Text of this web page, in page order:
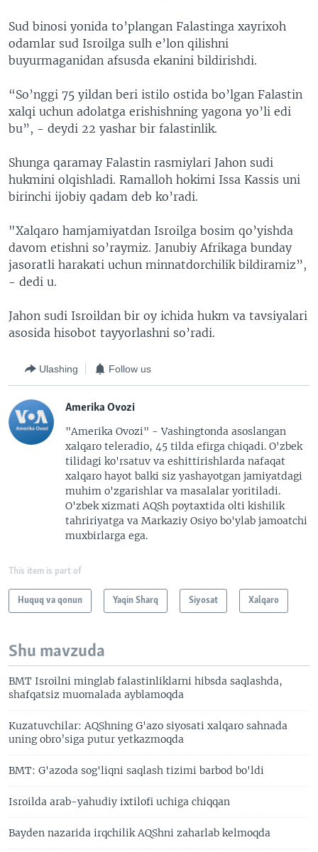
Sud binosi yonida to’plangan Falastinga xayrixoh
odamlar sud Isroilga sulh e’lon qilishni
buyurmaganidan afsusda ekanini bildirishdi.
“So’nggi 75 yildan beri istilo ostida bo’lgan Falastin
xalqi uchun adolatga erishishning yagona yo’li edi
bu”, - deydi 22 yashar bir falastinlik.
Shunga qaramay Falastin rasmiylari Jahon sudi
hukmini olqishladi. Ramalloh hokimi Issa Kassis uni
birinchi ijobiy qadam deb ko’radi.
"Xalqaro hamjamiyatdan Isroilga bosim qo’yishda
davom etishni so’raymiz. Janubiy Afrikaga bunday
jasoratli harakati uchun minnatdorchilik bildiramiz”,
- dedi u.
Jahon sudi Isroildan bir oy ichida hukm va tavsiyalari
asosida hisobot tayyorlashni so’radi.
Ulashing Follow us
Amerika Ovozi
"Amerika Ovozi" - Vashingtonda asoslangan
xalqaro teleradio, 45 tilda efirga chiqadi. O'zbek
tilidagi ko'rsatuv va eshittirishlarda nafaqat
xalqaro hayot balki siz yashayotgan jamiyatdagi
muhim o'zgarishlar va masalalar yoritiladi.
O'zbek xizmati AQSh poytaxtida olti kishilik
tahririyatga va Markaziy Osiyo bo'ylab jamoatchi
muxbirlarga ega.
This item is part of
Huquq va qonun Yaqin Sharq Siyosat Xalqaro
Shu mavzuda
BMT Isroilni minglab falastinliklarni hibsda saqlashda,
shafqatsiz muomalada ayblamoqda
Kuzatuvchilar: AQShning G'azo siyosati xalqaro sahnada
uning obro’siga putur yetkazmoqda
BMT: G'azoda sog'liqni saqlash tizimi barbod bo'ldi
Isroilda arab-yahudiy ixtilofi uchiga chiqqan
Bayden nazarida irqchilik AQShni zaharlab kelmoqda